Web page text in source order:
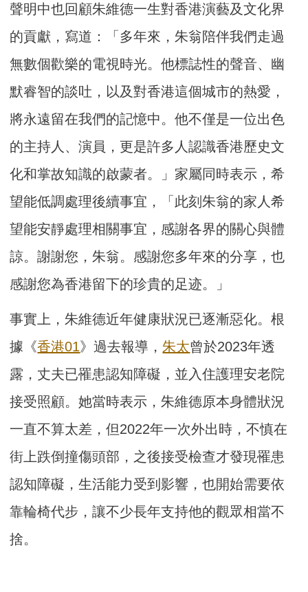
聲明中也回顧朱維德一生對香港演藝及文化界
的貢獻，寫道：「多年來，朱翁陪伴我們走過
無數個歡樂的電視時光。他標誌性的聲音、幽
默睿智的談吐，以及對香港這個城市的熱愛，
將永遠留在我們的記憶中。他不僅是一位出色
的主持人、演員，更是許多人認識香港歷史文
化和掌故知識的啟蒙者。」家屬同時表示，希
望能低調處理後續事宜，「此刻朱翁的家人希
望能安靜處理相關事宜，感謝各界的關心與體
諒。謝謝您，朱翁。感謝您多年來的分享，也
感謝您為香港留下的珍貴的足迹。」
事實上，朱維德近年健康狀況已逐漸惡化。根
據《香港01》過去報導，朱太曾於2023年透
露，丈夫已罹患認知障礙，並入住護理安老院
接受照顧。她當時表示，朱維德原本身體狀況
一直不算太差，但2022年一次外出時，不慎在
街上跌倒撞傷頭部，之後接受檢查才發現罹患
認知障礙，生活能力受到影響，也開始需要依
靠輪椅代步，讓不少長年支持他的觀眾相當不
捨。